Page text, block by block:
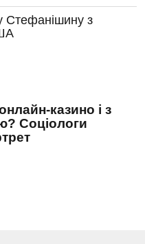
Стефанішину з
казино і з
Соціологи